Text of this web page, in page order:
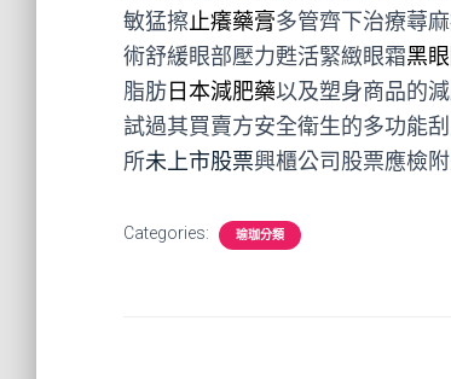
敏猛擦止癢藥膏多管齊下治療蕁
術舒緩眼部壓力甦活緊緻眼霜黑
脂肪日本減肥藥以及塑身商品的
試過其買賣方安全衛生的多功能
所未上市股票興櫃公司股票應檢附
Categories: 瑜珈分類